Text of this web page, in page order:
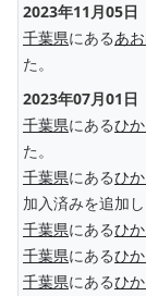
2023年11月05日
千葉県にあるあ
た。
2023年07月01日
千葉県にあるひ
た。
千葉県にあるひ
加入済みを追加し
千葉県にあるひ
千葉県にあるひ
千葉県にあるひ